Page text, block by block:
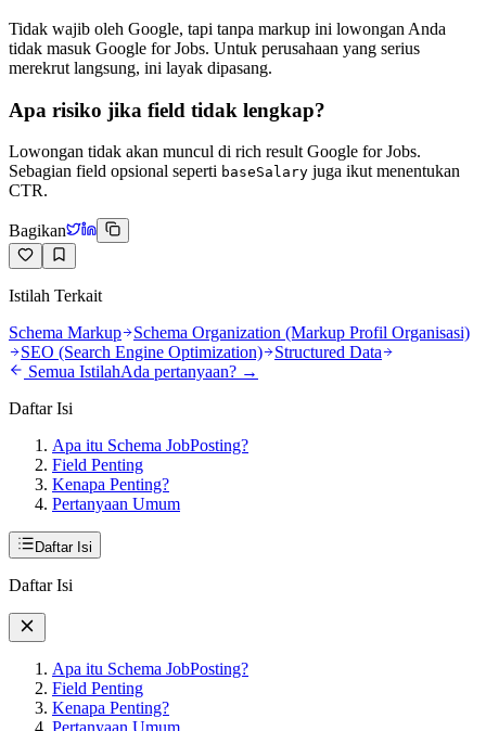
Tidak wajib oleh Google, tapi tanpa markup ini lowongan Anda
tidak masuk Google for Jobs. Untuk perusahaan yang serius
merekrut langsung, ini layak dipasang.
Apa risiko jika field tidak lengkap?
Lowongan tidak akan muncul di rich result Google for Jobs.
Sebagian field opsional seperti baseSalary juga ikut menentukan
CTR.
Bagikan
Istilah Terkait
Schema Markup
Schema Organization (Markup Profil Organisasi)
SEO (Search Engine Optimization)
Structured Data
Semua IstilahAda pertanyaan? →
Daftar Isi
Apa itu Schema JobPosting?
Field Penting
Kenapa Penting?
Pertanyaan Umum
Daftar Isi
Daftar Isi
Apa itu Schema JobPosting?
Field Penting
Kenapa Penting?